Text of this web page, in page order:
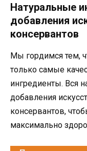
Натуральные
добавления
консервантов
Мы гордимся тем,
только самые
ингредиенты. Вся
добавления
консервантов,
максимально